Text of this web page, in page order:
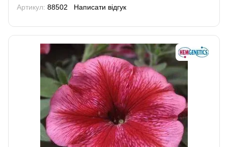
Артикул: 88502 Написати відгук